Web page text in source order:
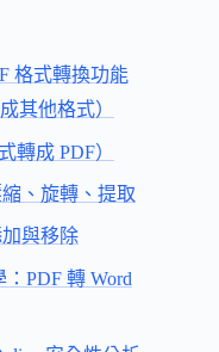
格式轉換功能
其他格式）
轉成 PDF）
、旋轉、提取
與移除
PDF 轉 Word